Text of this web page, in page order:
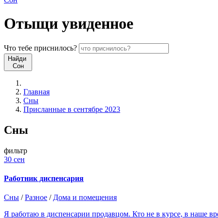
Отыщи увиденное
Что тебе приснилось?
Найди
Сон
Главная
Сны
Присланные в сентябре 2023
Сны
фильтр
30 сен
Работник диспенсария
Сны /Разное / Дома и помещения
Я работаю в диспенсарии продавцом. Кто не в курсе, в наше